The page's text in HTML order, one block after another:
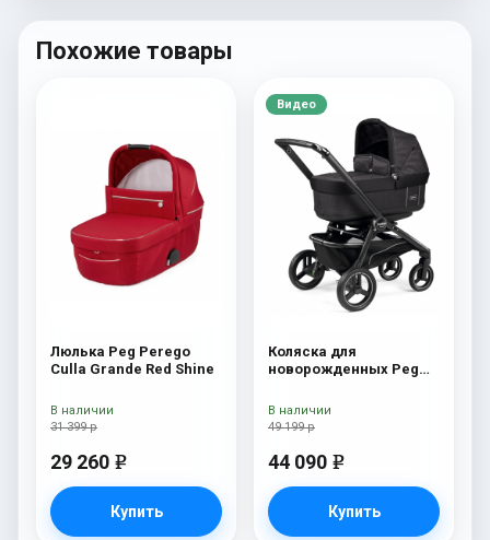
Похожие товары
Люлька Peg Perego
Culla Grande Red Shine
31 399 р
29 260 e
Купить
В наличии
Видео
Коляска для
новорожденных Peg
Onyx
49 199 р
44 090 e
Купить
В наличии